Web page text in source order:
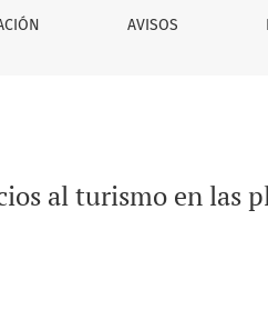
AVISOS
al turismo en las